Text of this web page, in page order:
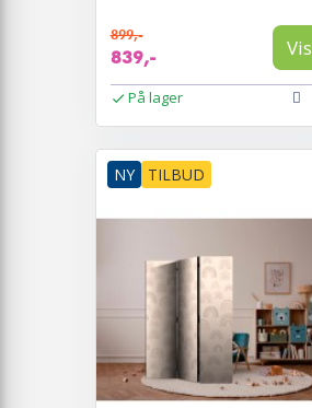
899,-
839,- Vis
På lager
NY TILBUD